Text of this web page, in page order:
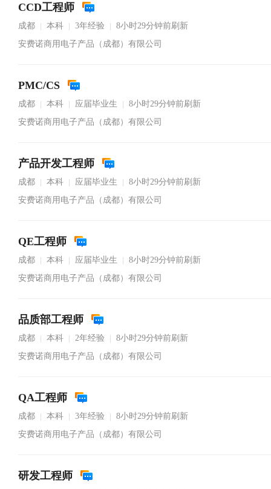
CCD工程师
成都 本科 3年经验
8小时29分钟前刷新
安费诺商用电子产品（成都）有限公司
PMC/CS
成都 本科 应届毕业生
8小时29分钟前刷新
安费诺商用电子产品（成都）有限公司
产品开发工程师
成都 本科 应届毕业生
8小时29分钟前刷新
安费诺商用电子产品（成都）有限公司
QE工程师
成都 本科 应届毕业生
8小时29分钟前刷新
安费诺商用电子产品（成都）有限公司
品质部工程师
成都 本科 2年经验
8小时29分钟前刷新
安费诺商用电子产品（成都）有限公司
QA工程师
成都 本科 3年经验
8小时29分钟前刷新
安费诺商用电子产品（成都）有限公司
研发工程师